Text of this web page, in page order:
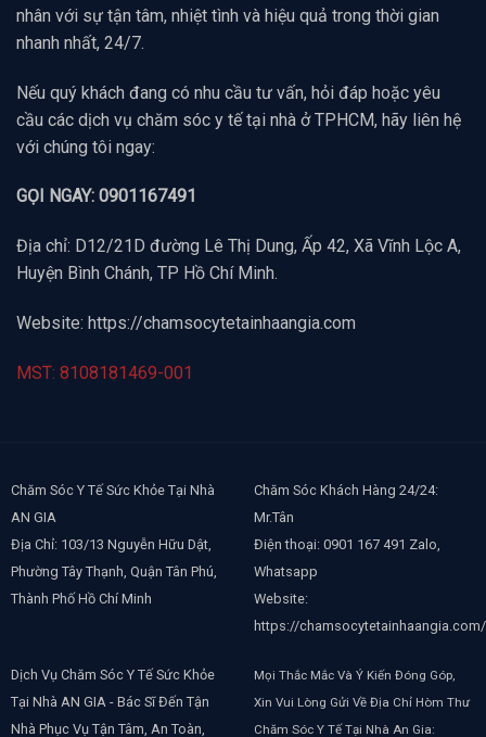
nhân với sự tận tâm, nhiệt tình và hiệu quả trong thời gian
nhanh nhất, 24/7.
Nếu quý khách đang có nhu cầu tư vấn, hỏi đáp hoặc yêu
cầu các dịch vụ chăm sóc y tế tại nhà ở TPHCM, hãy liên hệ
với chúng tôi ngay:
GỌI NGAY: 0901167491
Địa chỉ: D12/21D đường Lê Thị Dung, Ấp 42, Xã Vĩnh Lộc A,
Huyện Bình Chánh, TP Hồ Chí Minh.
Website: https://chamsocytetainhaangia.com
MST: 8108181469-001
Chăm Sóc Y Tế Sức Khỏe Tại Nhà
AN GIA
Địa Chỉ: 103/13 Nguyễn Hữu Dật,
Phường Tây Thạnh, Quận Tân Phú,
Thành Phố Hồ Chí Minh
Chăm Sóc Khách Hàng 24/24:
Mr.Tân
Điện thoại: 0901 167 491 Zalo,
Whatsapp
Website:
https://chamsocytetainhaangia.com/
Dịch Vụ Chăm Sóc Y Tế Sức Khỏe
Tại Nhà AN GIA - Bác Sĩ Đến Tận
Nhà Phục Vụ Tận Tâm, An Toàn,
Mọi Thắc Mắc Và Ý Kiến Đóng Góp,
Xin Vui Lòng Gửi Về Địa Chỉ Hòm Thư
Chăm Sóc Y Tế Tại Nhà An Gia: